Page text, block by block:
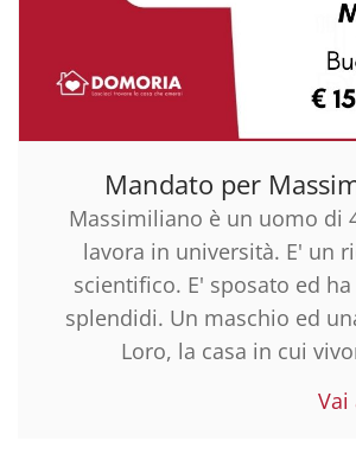
Mandato per
Massimiliano è un uomo di
lavora in università. E' un
scientifico. E' sposato ed
splendidi. Un maschio ed
Loro, la casa in cui
Vai